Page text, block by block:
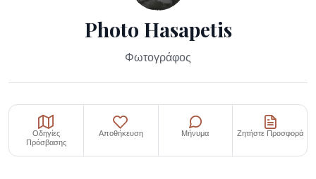
Photo Hasapetis
Φωτογράφος
Οδηγίες
Πρόσβασης
Αποθήκευση Μήνυμα Ζητήστε Προσφορά